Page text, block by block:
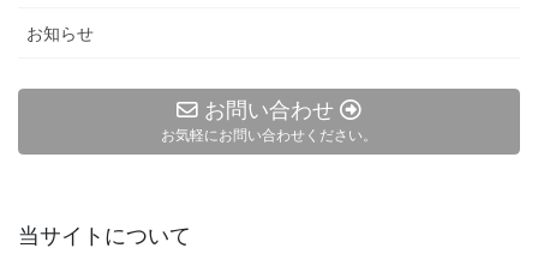
お知らせ
お問い合わせ
お気軽にお問い合わせください。
当サイトについて